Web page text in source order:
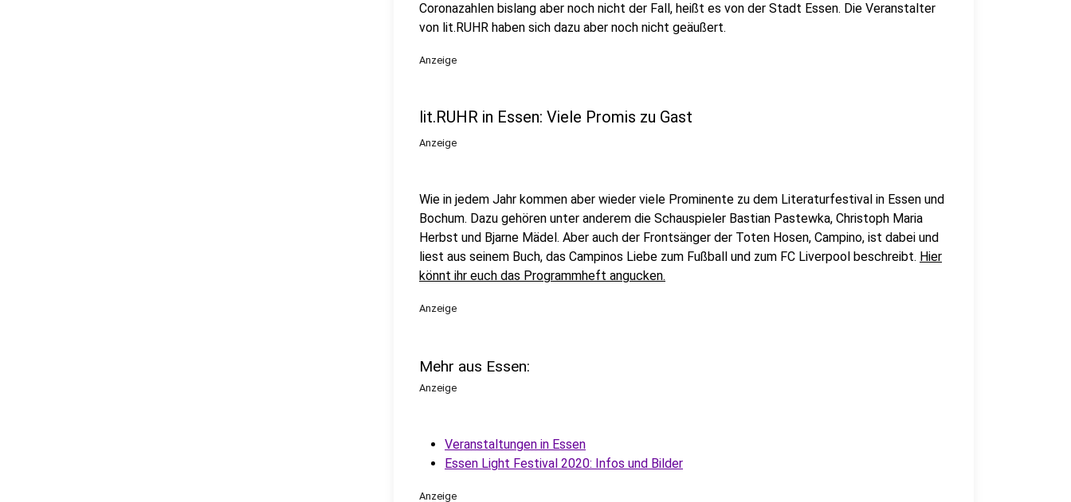
Coronazahlen bislang aber noch nicht der Fall, heißt es von der Stadt Essen. Die Veranstalter
von lit.RUHR haben sich dazu aber noch nicht geäußert.
Anzeige
lit.RUHR in Essen: Viele Promis zu Gast
Anzeige
Wie in jedem Jahr kommen aber wieder viele Prominente zu dem Literaturfestival in Essen und
Bochum. Dazu gehören unter anderem die Schauspieler Bastian Pastewka, Christoph Maria
Herbst und Bjarne Mädel. Aber auch der Frontsänger der Toten Hosen, Campino, ist dabei und
liest aus seinem Buch, das Campinos Liebe zum Fußball und zum FC Liverpool beschreibt. Hier
könnt ihr euch das Programmheft angucken.
Anzeige
Mehr aus Essen:
Anzeige
Veranstaltungen in Essen
Essen Light Festival 2020: Infos und Bilder
Anzeige